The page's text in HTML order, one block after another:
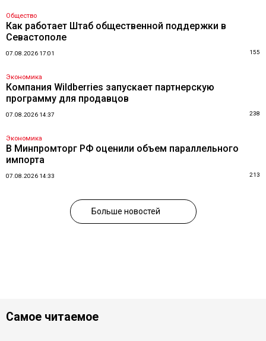
Общество
Как работает Штаб общественной поддержки в
Севастополе
07.08.2026 17:01 155
Экономика
Компания Wildberries запускает партнерскую
программу для продавцов
07.08.2026 14:37 238
Экономика
В Минпромторг РФ оценили объем параллельного
импорта
07.08.2026 14:33 213
Больше новостей
Самое читаемое